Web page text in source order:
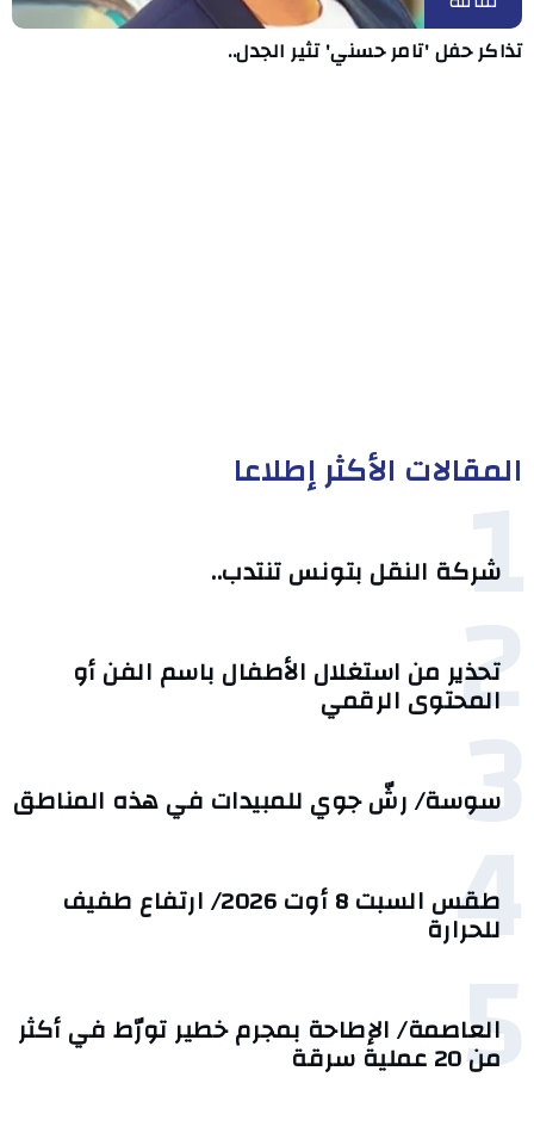
تذاكر حفل 'تامر حسني' تثير الجدل..
المقالات الأكثر إطلاعا
1
شركة النقل بتونس تنتدب..
2
تحذير من استغلال الأطفال باسم الفن أو
المحتوى الرقمي
3
سوسة/ رشّ جوي للمبيدات في هذه المناطق
4 طقس السبت 8 أوت 2026/ ارتفاع طفيف
للحرارة
5
العاصمة/ الإطاحة بمجرم خطير تورّط في أكثر
من 20 عملية سرقة